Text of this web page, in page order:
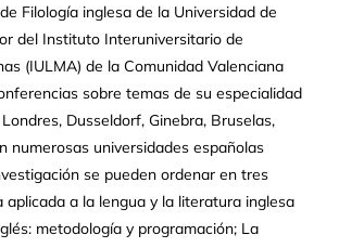
Filología inglesa de la Universidad de
del Instituto Interuniversitario de
(IULMA) de la Comunidad Valenciana
sobre temas de su especialidad
Dusseldorf, Ginebra, Bruselas,
numerosas universidades españolas
se pueden ordenar en tres
aplicada a la lengua y la literatura inglesa
metodología y programación; La